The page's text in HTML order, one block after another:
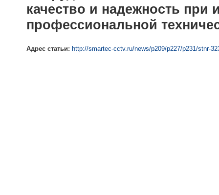
качество и надежность при
профессиональной
Адрес статьи: http://smartec-cctv.ru/news/p209/p227/p231/stnr-